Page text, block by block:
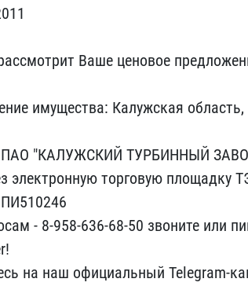
Ваше ценовое
имущества: Калужска​я
ПАО "КАЛУЖСКИЙ ТУРБИНН​ЫЙ
​электронную торговую пло​щадку
- 8-958-636-68-50 ​звоните или
на наш официальн​ый Telegram-